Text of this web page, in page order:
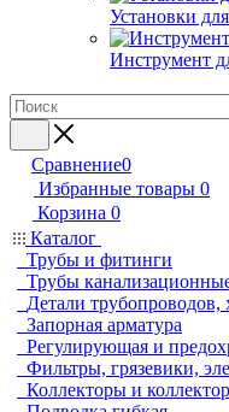
Установки
Инструмент
Сравнение0
Избранные товары 0
Корзина 0
Каталог
Трубы и фитинги
Трубы
Детали
Запорная арматура
Регулирующая и
Фильтры, грязевики,
Коллекторы и